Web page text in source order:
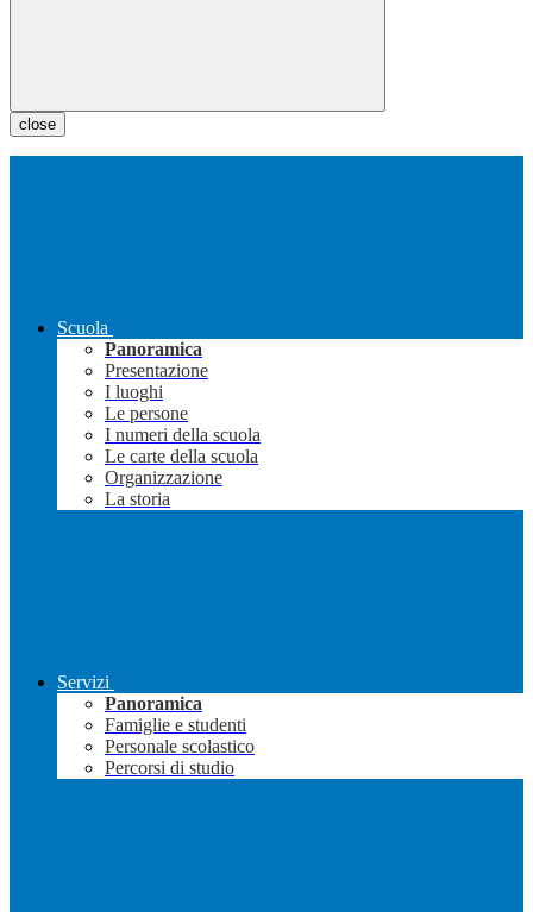
close
Scuola
Panoramica
Presentazione
I luoghi
Le persone
I numeri della scuola
Le carte della scuola
Organizzazione
La storia
Servizi
Panoramica
Famiglie e studenti
Personale scolastico
Percorsi di studio